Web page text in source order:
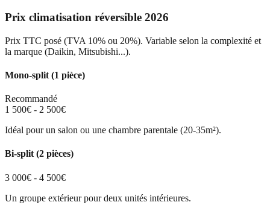
Prix climatisation réversible 2026
Prix TTC posé (TVA 10% ou 20%). Variable selon la complexité et
la marque (Daikin, Mitsubishi...).
Mono-split (1 pièce)
Recommandé
1 500€ - 2 500€
Idéal pour un salon ou une chambre parentale (20-35m²).
Bi-split (2 pièces)
3 000€ - 4 500€
Un groupe extérieur pour deux unités intérieures.